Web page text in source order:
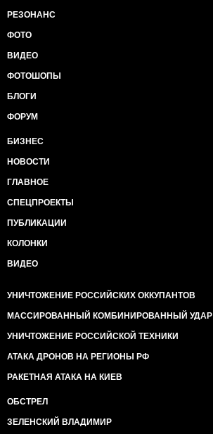
РЕЗОНАНС
ФОТО
ВИДЕО
ФОТОШОПЫ
БЛОГИ
ФОРУМ
БИЗНЕС
НОВОСТИ
ГЛАВНОЕ
СПЕЦПРОЕКТЫ
ПУБЛИКАЦИИ
КОЛОНКИ
ВИДЕО
УНИЧТОЖЕНИЕ РОССИЙСКИХ ОККУПАНТОВ
МАССИРОВАННЫЙ КОМБИНИРОВАННЫЙ УДАР
УНИЧТОЖЕНИЕ РОССИЙСКОЙ ТЕХНИКИ
АТАКА ДРОНОВ НА РЕГИОНЫ РФ
РАКЕТНАЯ АТАКА НА КИЕВ
ОБСТРЕЛ
ЗЕЛЕНСКИЙ ВЛАДИМИР